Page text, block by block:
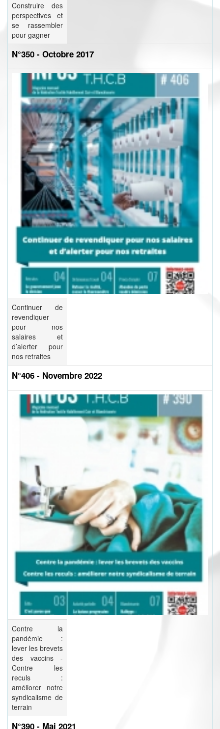
Construire des
perspectives et
se rassembler
pour gagner
N°350 - Octobre 2017
Continuer de
revendiquer
pour nos
salaires et
d’alerter pour
nos retraites
N°406 - Novembre 2022
Contre la
pandémie :
lever les brevets
des vaccins -
Contre les
reculs :
améliorer notre
syndicalisme de
terrain
N°390 - Mai 2021